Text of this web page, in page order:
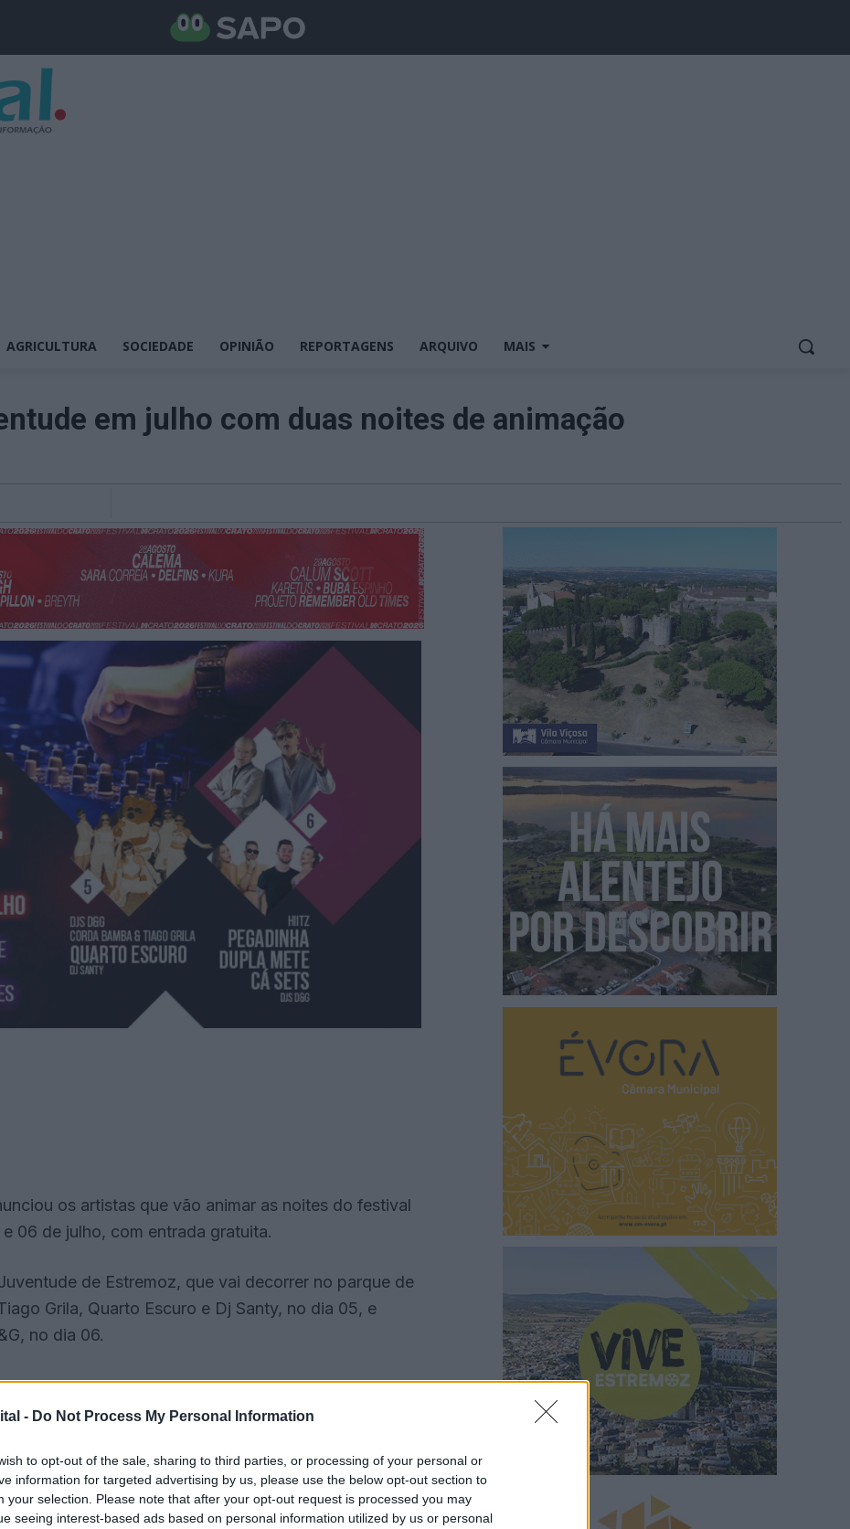
- Do Not Process My Personal Information
to opt-out of the sale, sharing to third parties, or processing of your personal or
information for targeted advertising by us, please use the below opt-out section to
your selection. Please note that after your opt-out request is processed you may
seeing interest-based ads based on personal information utilized by us or personal
AGRICULTURA SOCIEDADE OPINIÃO REPORTAGENS ARQUIVO MAIS
em julho com duas noites de animação
os artistas que vão animar as noites do festival
06 de julho, com entrada gratuita.
de Estremoz, que vai decorrer no parque de
Grila, Quarto Escuro e Dj Santy, no dia 05, e
no dia 06.